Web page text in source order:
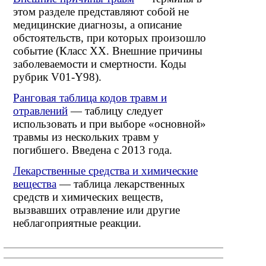
этом разделе представляют собой не
медицинские диагнозы, а описание
обстоятельств, при которых произошло
событие (Класс XX. Внешние причины
заболеваемости и смертности. Коды
рубрик V01-Y98).
Ранговая таблица кодов травм и
отравлений— таблицу следует
использовать и при выборе «основной»
травмы из нескольких травм у
погибшего. Введена с 2013 года.
Лекарственные средства и химические
вещества— таблица лекарственных
средств и химических веществ,
вызвавших отравление или другие
неблагоприятные реакции.